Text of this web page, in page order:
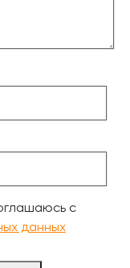
с
данных